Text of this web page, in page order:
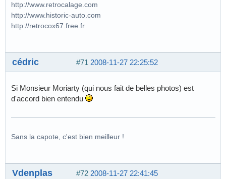
http://www.retrocalage.com
http://www.historic-auto.com
http://retrocox67.free.fr
#71 2008-11-27 22:25:52
cédric
Si Monsieur Moriarty (qui nous fait de belles photos) est
d'accord bien entendu
Sans la capote, c'est bien meilleur !
#72 2008-11-27 22:41:45
Vdenplas